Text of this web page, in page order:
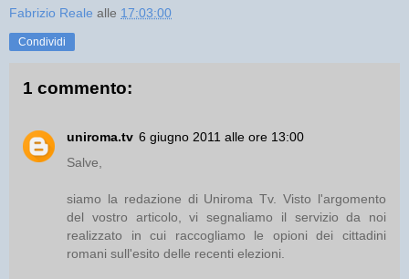
Fabrizio Reale alle 17:03:00
Condividi
1 commento:
uniroma.tv 6 giugno 2011 alle ore 13:00
Salve,
siamo la redazione di Uniroma Tv. Visto l'argomento
del vostro articolo, vi segnaliamo il servizio da noi
realizzato in cui raccogliamo le opioni dei cittadini
romani sull'esito delle recenti elezioni.